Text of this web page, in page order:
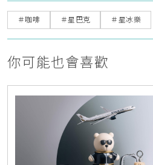
＃咖啡 ＃星巴克 ＃星冰樂
你可能也會喜歡